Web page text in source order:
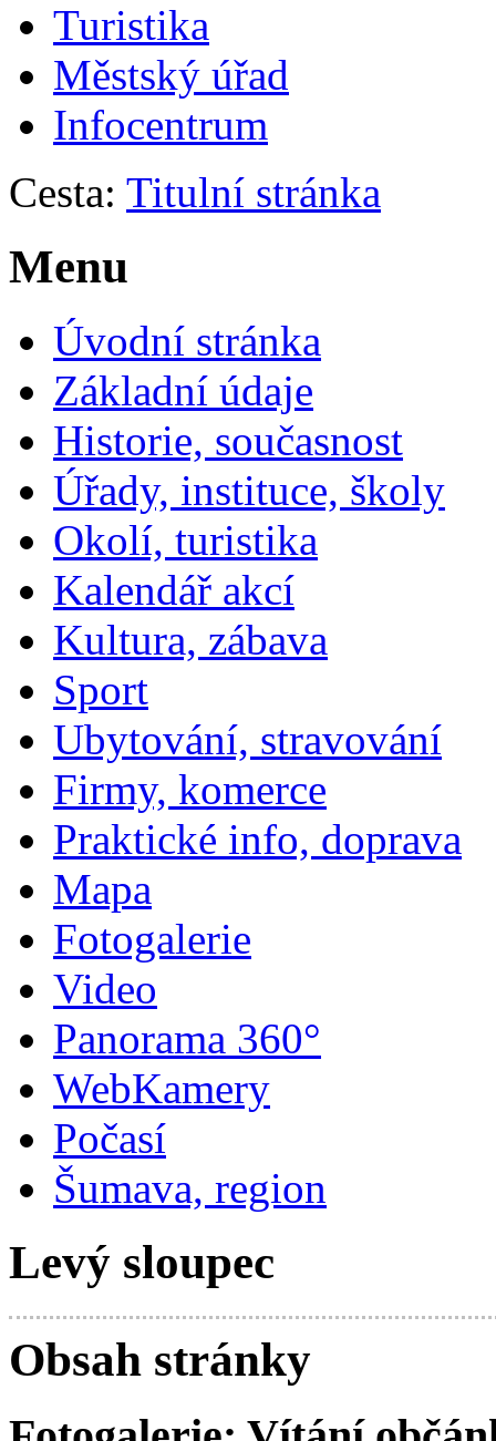
Turistika
Městský úřad
Infocentrum
Cesta: Titulní stránka
Menu
Úvodní stránka
Základní údaje
Historie, současnost
Úřady, instituce, školy
Okolí, turistika
Kalendář akcí
Kultura, zábava
Sport
Ubytování, stravování
Firmy, komerce
Praktické info, doprava
Mapa
Fotogalerie
Video
Panorama 360°
WebKamery
Počasí
Šumava, region
Levý sloupec
Obsah stránky